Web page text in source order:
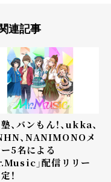
連記事
、バンもん！、ukka、
、NANIMONOメ
5名による
」配信リリー
！